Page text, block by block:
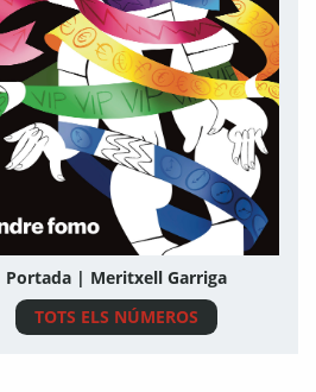
Portada | Meritxell Garriga
TOTS ELS NÚMEROS